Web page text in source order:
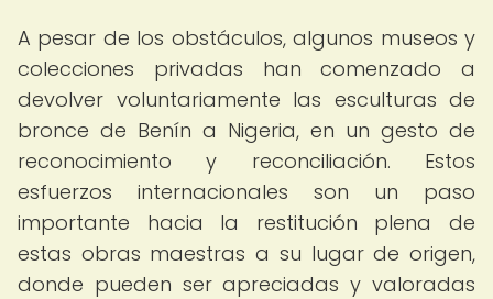
A pesar de los obstáculos, algunos museos y
colecciones privadas han comenzado a
devolver voluntariamente las esculturas de
bronce de Benín a Nigeria, en un gesto de
reconocimiento y reconciliación. Estos
esfuerzos internacionales son un paso
importante hacia la restitución plena de
estas obras maestras a su lugar de origen,
donde pueden ser apreciadas y valoradas